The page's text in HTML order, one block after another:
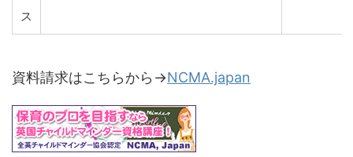
ス
資料請求はこちらから→NCMA.japan